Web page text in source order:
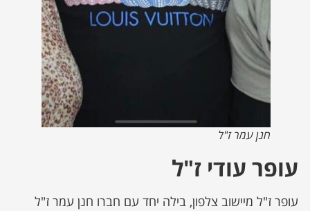
חנן עמר ז"ל
עופר עודי ז"ל
עופר ז"ל מיישוב צלפון, בילה יחד עם חברו חנן עמר ז"ל